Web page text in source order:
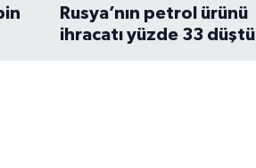
Rusya’nın petrol ürünü
ihracatı yüzde 33 düştü